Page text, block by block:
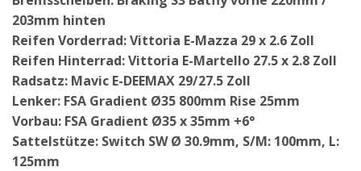
203mm hinten
Reifen Vorderrad: Vittoria E-Mazza 29 x 2.6 Zoll
Reifen Hinterrad: Vittoria E-Martello 27.5 x 2.8 Zoll
Radsatz: Mavic E-DEEMAX 29/27.5 Zoll
Lenker: FSA Gradient Ø35 800mm Rise 25mm
Vorbau: FSA Gradient Ø35 x 35mm +6°
Sattelstütze: Switch SW Ø 30.9mm, S/M: 100mm, L:
125mm